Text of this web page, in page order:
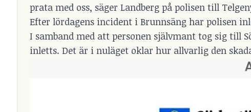
prata med oss, säger Landberg på polisen till
Efter lördagens incident i Brunnsäng har polisen
I samband med att personen självmant tog sig till
inletts. Det är i nuläget oklar hur allvarlig den